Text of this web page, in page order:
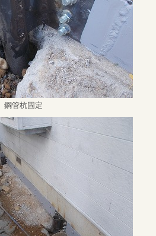
鋼管杭固定